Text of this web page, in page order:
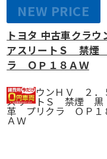
NEW PRICE
トヨタ 中古車クラ
アスリートＳ 禁
ラ ＯＰ１８ＡＷ